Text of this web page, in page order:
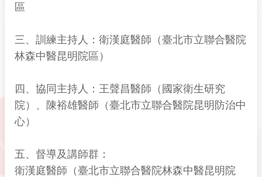
區
三、訓練主持人：衛漢庭醫師（臺北市立聯合醫院
林森中醫昆明院區）
四、協同主持人：王聲昌醫師（國家衛生研究
院）、陳裕雄醫師（臺北市立聯合醫院昆明防治中
心）
五、督導及講師群：
衛漢庭醫師（臺北市立聯合醫院林森中醫昆明院